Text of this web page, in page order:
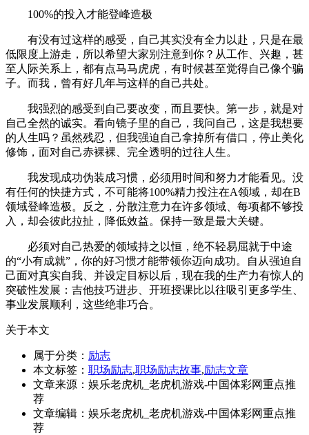
100%的投入才能登峰造极
有没有过这样的感受，自己其实没有全力以赴，只是在最
低限度上游走，所以希望大家别注意到你？从工作、兴趣，甚
至人际关系上，都有点马马虎虎，有时候甚至觉得自己像个骗
子。而我，曾有好几年与这样的自己共处。
我强烈的感受到自己要改变，而且要快。第一步，就是对
自己全然的诚实。看向镜子里的自己，我问自己，这是我想要
的人生吗？虽然残忍，但我强迫自己拿掉所有借口，停止美化
修饰，面对自己赤裸裸、完全透明的过往人生。
我发现成功伪装成习惯，必须用时间和努力才能看见。没
有任何的快捷方式，不可能将100%精力投注在A领域，却在B
领域登峰造极。反之，分散注意力在许多领域、每项都不够投
入，却会彼此拉扯，降低效益。保持一致是最大关键。
必须对自己热爱的领域持之以恒，绝不轻易屈就于中途
的“小有成就”，你的好习惯才能带领你迈向成功。自从强迫自
己面对真实自我、并设定目标以后，现在我的生产力有惊人的
突破性发展：吉他技巧进步、开班授课比以往吸引更多学生、
事业发展顺利，这些绝非巧合。
关于本文
属于分类： 励志
本文标签： 职场励志,职场励志故事,励志文章
文章来源：娱乐老虎机_老虎机游戏-中国体彩网重点推
荐
文章编辑：娱乐老虎机_老虎机游戏-中国体彩网重点推
荐